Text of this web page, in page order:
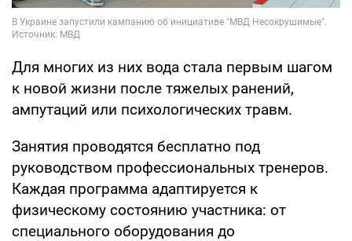
Для многих из них вода стала первым шагом
к новой жизни после тяжелых ранений,
ампутаций или психологических травм.
Занятия проводятся бесплатно под
руководством профессиональных тренеров.
Каждая программа адаптируется к
физическому состоянию участника: от
специального оборудования до